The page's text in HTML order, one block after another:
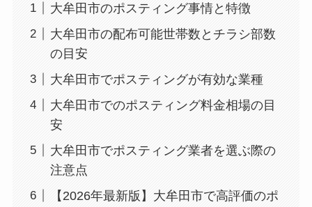
大牟田市のポスティング事情と特徴
大牟田市の配布可能世帯数とチラシ部数
の目安
大牟田市でポスティングが有効な業種
大牟田市でのポスティング料金相場の目
安
大牟田市でポスティング業者を選ぶ際の
注意点
【2026年最新版】大牟田市で高評価のポ